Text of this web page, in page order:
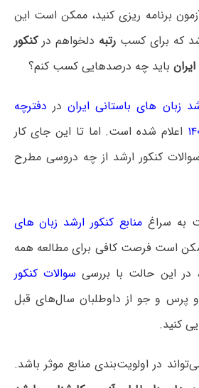
برنامه ریزی کنید، ممکن است این
که برای کسبرتبه دلخواهم درکنکور
باید چه درصدهایی کسب کنم؟
زبان های باستانی ایران در دفترچه
اعلام شده است. اما تا این جای کار
کنکور ارشد از چه دروسی مطرح
به سراغ منابع کنکور ارشد زبان های
است فرصت کافی برای مطالعه همه
در این حالت با بررسی سوالات کنکور
پرس و جو از داوطلبان سال‌های قبل
کنید.
در اولویت‌بندی منابع موثر باشد.